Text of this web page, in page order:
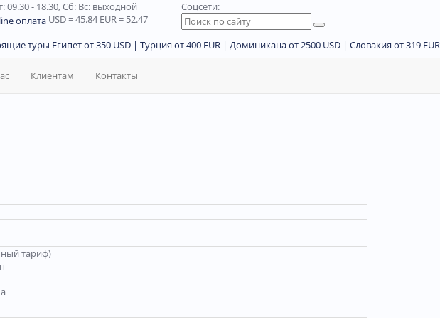
09.30 - 18.30,Сб: Вс: выходной
USD= 45.84EUR= 52.47
Соцсети:
туры Египет от 350 USD | Турция от 400 EUR | Доминикана от 2500 USD | Словакия от 319 EUR
Клиентам Контакты
тариф)